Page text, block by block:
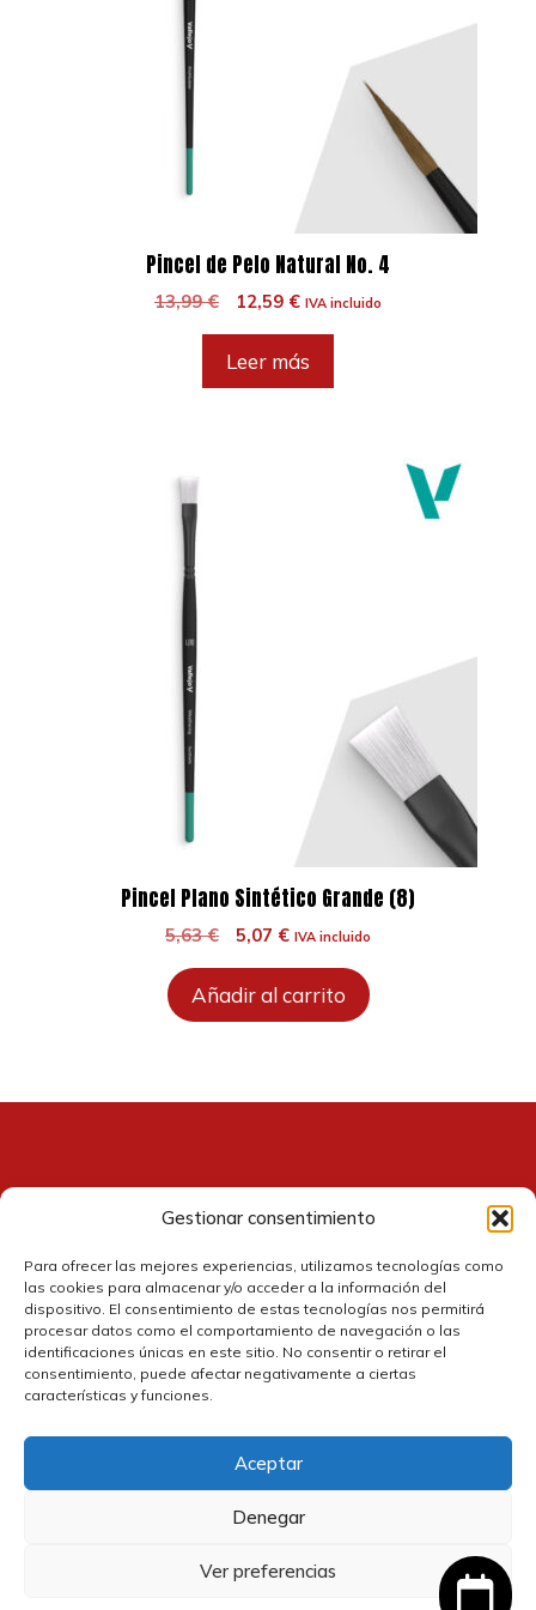
Gestionar consentimiento
Para ofrecer las mejores experiencias, utilizamos tecnologías como
las cookies para almacenar y/o acceder a la información del
dispositivo. El consentimiento de estas tecnologías nos permitirá
procesar datos como el comportamiento de navegación o las
identificaciones únicas en este sitio. No consentir o retirar el
consentimiento, puede afectar negativamente a ciertas
características y funciones.
Aceptar
Denegar
Ver preferencias
Pincel de Pelo Natural No. 4
13,99€
El
original
era:
12,59 €El
es:
IVA incluido
Leer más
Pincel Plano Sintético Grande (8)
5,63€
El
original
era:
5,07 €El
actual
es:
IVA incluido
Añadir al carrito
Contacto